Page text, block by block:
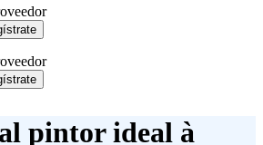
pintor ideal à